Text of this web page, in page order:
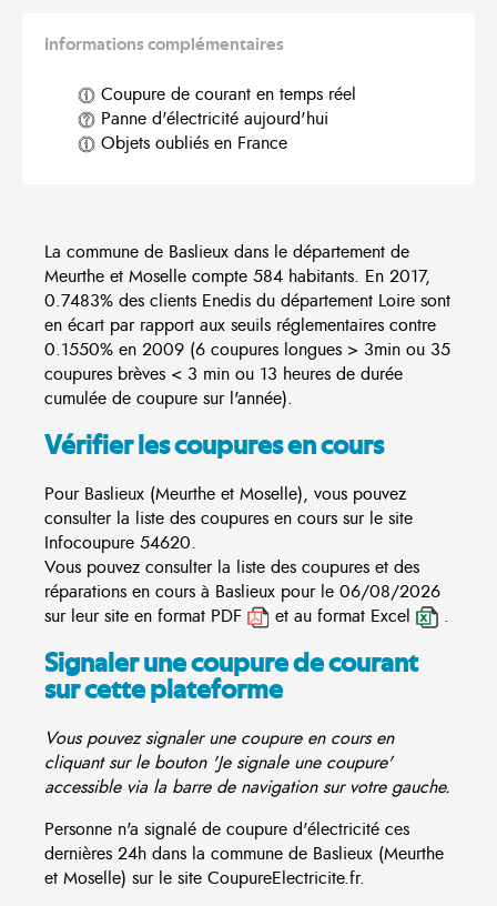
Informations complémentaires
Coupure de courant en temps réel
Panne d'électricité aujourd'hui
Objets oubliés en France
La commune de Baslieux dans le département de
Meurthe et Moselle compte 584 habitants. En 2017,
0.7483% des clients Enedis du département Loire sont
en écart par rapport aux seuils réglementaires contre
0.1550% en 2009 (6 coupures longues > 3min ou 35
coupures brèves < 3 min ou 13 heures de durée
cumulée de coupure sur l'année).
Vérifier les coupures en cours
Pour Baslieux (Meurthe et Moselle), vous pouvez
consulter la liste des coupures en cours sur le site
Infocoupure 54620.
Vous pouvez consulter la liste des coupures et des
réparations en cours à Baslieux pour le 06/08/2026
sur leur site en format PDF
et au format Excel .
Signaler une coupure de courant
sur cette plateforme
Vous pouvez signaler une coupure en cours en
cliquant sur le bouton 'Je signale une coupure'
accessible via la barre de navigation sur votre gauche.
Personne n'a signalé de coupure d'électricité ces
dernières 24h dans la commune de Baslieux (Meurthe
et Moselle) sur le site CoupureElectricite.fr.